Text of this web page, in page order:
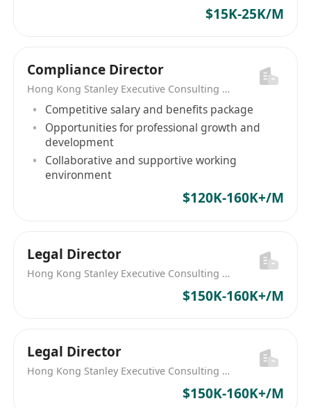
$15K-25K/M
Compliance Director
Hong Kong Stanley Executive Consulting Limited
Competitive salary and benefits package
Opportunities for professional growth and
development
Collaborative and supportive working
environment
$120K-160K+/M
Legal Director
Hong Kong Stanley Executive Consulting Limited
$150K-160K+/M
Legal Director
Hong Kong Stanley Executive Consulting Limited
$150K-160K+/M